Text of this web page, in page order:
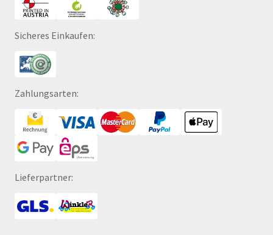
Sicheres Einkaufen:
Zahlungsarten:
Lieferpartner: